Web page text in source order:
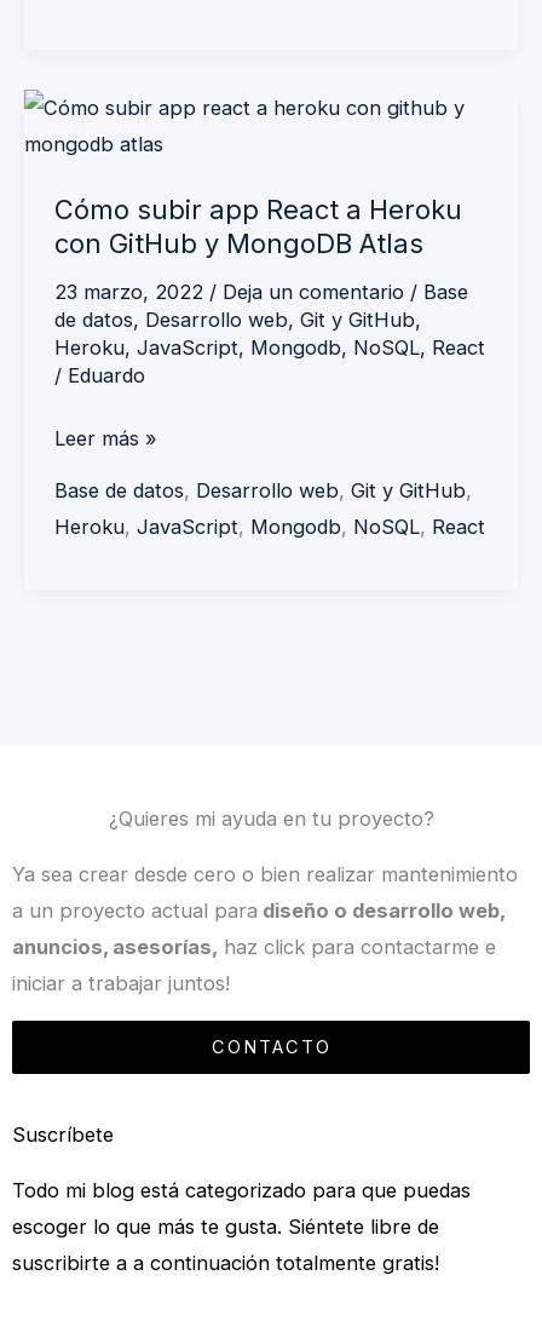
Cómo subir app React a Heroku
con GitHub y MongoDB Atlas
23 marzo, 2022 / Deja un comentario / Base
de datos, Desarrollo web, Git y GitHub,
Heroku, JavaScript, Mongodb, NoSQL, React
/ Eduardo
Cómo
subir
React
a
Heroku
con
GitHub
MongoDB
Leer más »
Base de datos, Desarrollo web, Git y GitHub,
Heroku, JavaScript, Mongodb, NoSQL, React
¿Quieres mi ayuda en tu proyecto?
Ya sea crear desde cero o bien realizar mantenimiento
a un proyecto actual para diseño o desarrollo web,
anuncios, asesorías, haz click para contactarme e
iniciar a trabajar juntos!
CONTACTO
Suscríbete
Todo mi blog está categorizado para que puedas
escoger lo que más te gusta. Siéntete libre de
suscribirte a a continuación totalmente gratis!